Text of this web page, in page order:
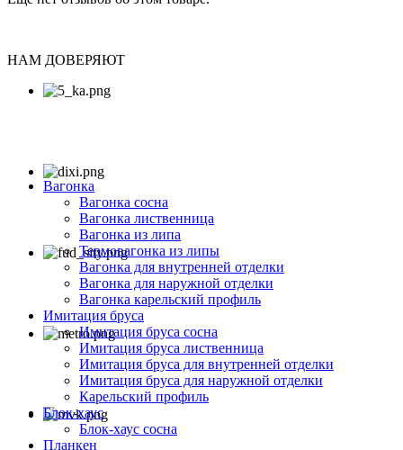
НАМ ДОВЕРЯЮТ
Вагонка
Вагонка сосна
Вагонка лиственница
Вагонка из липа
Термовагонка из липы
Вагонка для внутренней отделки
Вагонка для наружной отделки
Вагонка карельский профиль
Имитация бруса
Имитация бруса сосна
Имитация бруса лиственница
Имитация бруса для внутренней отделки
Имитация бруса для наружной отделки
Карельский профиль
Блок-хаус
Блок-хаус сосна
Планкен